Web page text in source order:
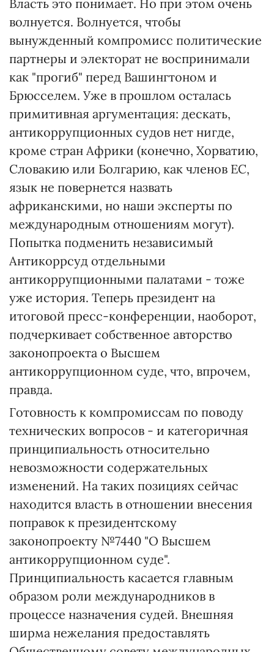
Власть это понимает. Но при этом очень
волнуется. Волнуется, чтобы
вынужденный компромисс политические
партнеры и электорат не воспринимали
как "прогиб" перед Вашингтоном и
Брюсселем. Уже в прошлом осталась
примитивная аргументация: дескать,
антикоррупционных судов нет нигде,
кроме стран Африки (конечно, Хорватию,
Словакию или Болгарию, как членов ЕС,
язык не повернется назвать
африканскими, но наши эксперты по
международным отношениям могут).
Попытка подменить независимый
Антикоррсуд отдельными
антикоррупционными палатами - тоже
уже история. Теперь президент на
итоговой пресс-конференции, наоборот,
подчеркивает собственное авторство
законопроекта о Высшем
антикоррупционном суде, что, впрочем,
правда.
Готовность к компромиссам по поводу
технических вопросов - и категоричная
принципиальность относительно
невозможности содержательных
изменений. На таких позициях сейчас
находится власть в отношении внесения
поправок к президентскому
законопроекту №7440 "О Высшем
антикоррупционном суде".
Принципиальность касается главным
образом роли международников в
процессе назначения судей. Внешняя
ширма нежелания предоставлять